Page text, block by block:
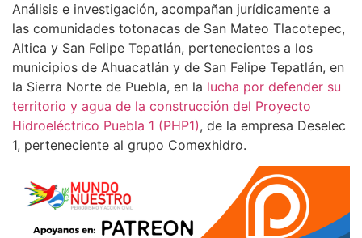
Análisis e investigación, acompañan jurídicamente a
las comunidades totonacas de San Mateo Tlacotepec,
Altica y San Felipe Tepatlán, pertenecientes a los
municipios de Ahuacatlán y de San Felipe Tepatlán, en
la Sierra Norte de Puebla, en la lucha por defender su
territorio y agua de la construcción del Proyecto
Hidroeléctrico Puebla 1 (PHP1), de la empresa Deselec
1, perteneciente al grupo Comexhidro.